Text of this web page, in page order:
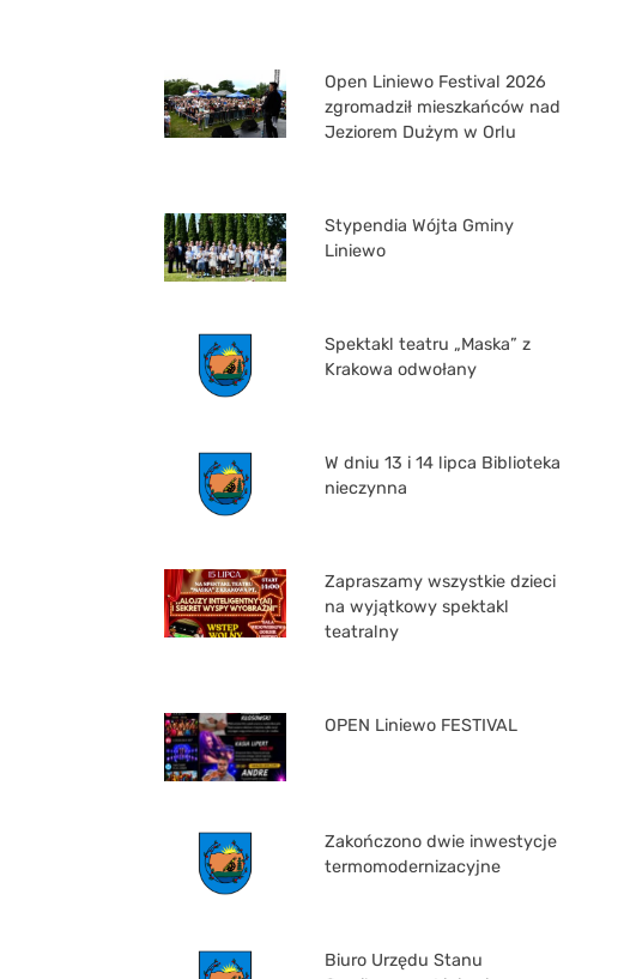
Open Liniewo Festival 2026
zgromadził mieszkańców nad
Jeziorem Dużym w Orlu
Stypendia Wójta Gminy
Liniewo
Spektakl teatru „Maska” z
Krakowa odwołany
W dniu 13 i 14 lipca Biblioteka
nieczynna
Zapraszamy wszystkie dzieci
na wyjątkowy spektakl
teatralny
OPEN Liniewo FESTIVAL
Zakończono dwie inwestycje
termomodernizacyjne
Biuro Urzędu Stanu